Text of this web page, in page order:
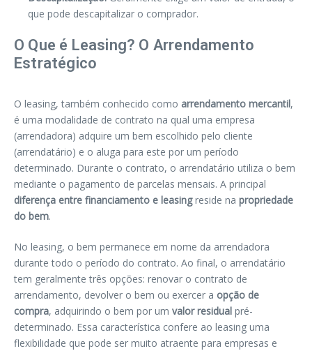
que pode descapitalizar o comprador.
O Que é Leasing? O Arrendamento
Estratégico
O leasing, também conhecido como arrendamento mercantil,
é uma modalidade de contrato na qual uma empresa
(arrendadora) adquire um bem escolhido pelo cliente
(arrendatário) e o aluga para este por um período
determinado. Durante o contrato, o arrendatário utiliza o bem
mediante o pagamento de parcelas mensais. A principal
diferença entre financiamento e leasingreside na propriedade
do bem.
No leasing, o bem permanece em nome da arrendadora
durante todo o período do contrato. Ao final, o arrendatário
tem geralmente três opções: renovar o contrato de
arrendamento, devolver o bem ou exercer a opção de
compra, adquirindo o bem por um valor residual pré-
determinado. Essa característica confere ao leasing uma
flexibilidade que pode ser muito atraente para empresas e